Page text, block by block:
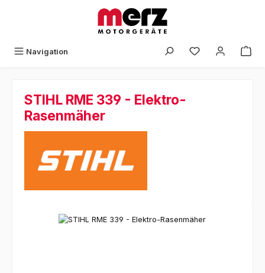
Navigation
STIHL RME 339 - Elektro-
Rasenmäher
Bildergalerie überspringen